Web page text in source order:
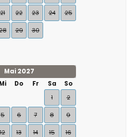
21 22 23 24 25
29 30
Mai 2027
Mi Do Fr Sa
So
1
2
5 6 7 8 9
12 13 14 15 16